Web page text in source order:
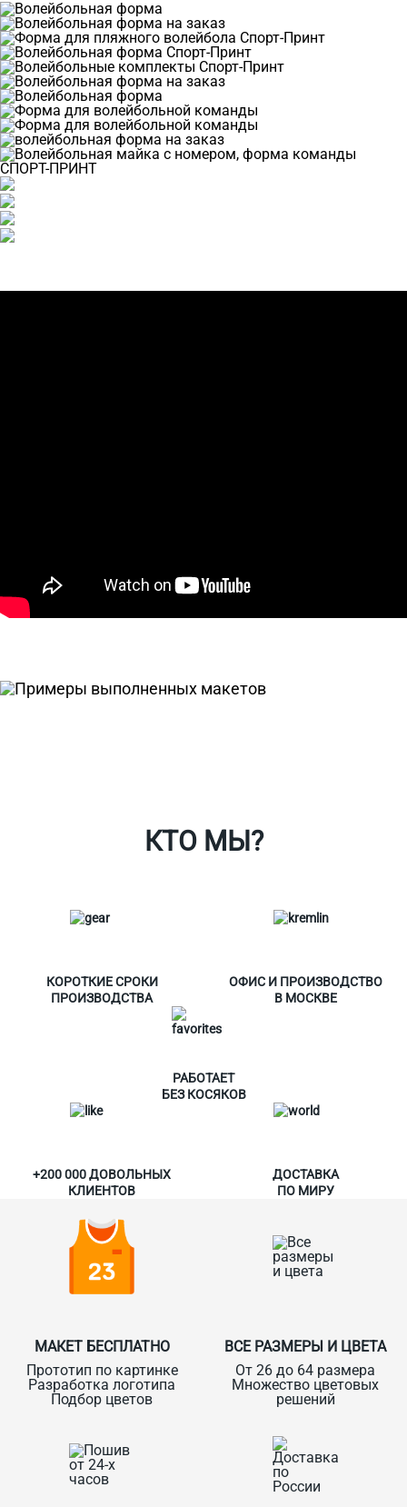
КТО МЫ?
КОРОТКИЕ СРОКИ
ПРОИЗВОДСТВА
ОФИС И ПРОИЗВОДСТВО
В МОСКВЕ
РАБОТАЕТ
БЕЗ КОСЯКОВ
+200 000 ДОВОЛЬНЫХ
КЛИЕНТОВ
ДОСТАВКА
ПО МИРУ
МАКЕТ БЕСПЛАТНО
Прототип по картинке
Разработка логотипа
Подбор цветов
ВСЕ РАЗМЕРЫ И ЦВЕТА
От 26 до 64 размера
Множество цветовых
решений